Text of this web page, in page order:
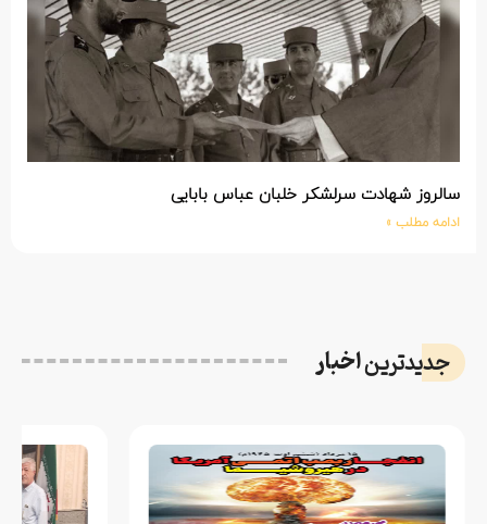
سالروز شهادت سرلشکر خلبان عباس بابایی
ادامه مطلب »
جدیدتریناخبار